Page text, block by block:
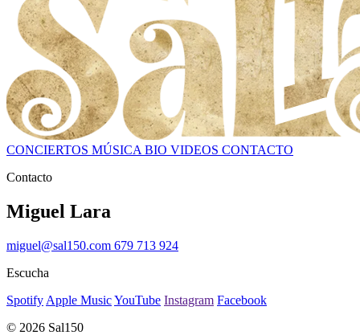
CONCIERTOS MÚSICA BIO VIDEOS CONTACTO
Contacto
Miguel Lara
miguel@sal150.com 679 713 924
Escucha
Spotify Apple MusicYouTube Instagram Facebook
© 2026 Sal150